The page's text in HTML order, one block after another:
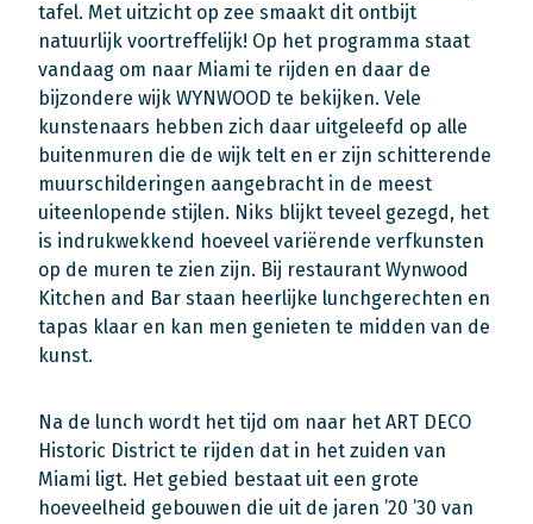
tafel. Met uitzicht op zee smaakt dit ontbijt
natuurlijk voortreffelijk! Op het programma staat
vandaag om naar Miami te rijden en daar de
bijzondere wijk WYNWOOD te bekijken. Vele
kunstenaars hebben zich daar uitgeleefd op alle
buitenmuren die de wijk telt en er zijn schitterende
muurschilderingen aangebracht in de meest
uiteenlopende stijlen. Niks blijkt teveel gezegd, het
is indrukwekkend hoeveel variërende verfkunsten
op de muren te zien zijn. Bij restaurant Wynwood
Kitchen and Bar staan heerlijke lunchgerechten en
tapas klaar en kan men genieten te midden van de
kunst.
Na de lunch wordt het tijd om naar het ART DECO
Historic District te rijden dat in het zuiden van
Miami ligt. Het gebied bestaat uit een grote
hoeveelheid gebouwen die uit de jaren ’20 ’30 van